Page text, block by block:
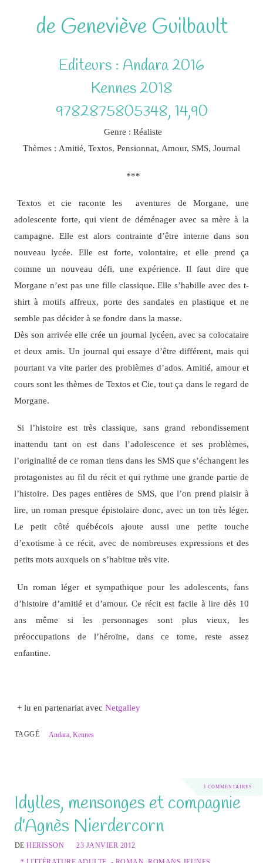
de Geneviève Guilbault
Editeurs : Andara 2016
Kennes 2018
9782875805348, 14,90
Genre : Réaliste
Thèmes : Amitié, Textos, Pensionnat, Amour, SMS, Journal
***
Textos et cie raconte les aventures de Morgane, une
adolescente forte, qui vient de déménager avec sa mère à la
campagne. Elle est alors contrainte d’être interne dans son
nouveau lycée. Elle est forte, volontaire, et elle prend ça
comme un nouveau défi, une expérience. Il faut dire que
Morgane n’est pas une fille classique. Elle s’habille avec des t-
shirt à motifs affreux, porte des sandales en plastique et ne
semble pas décider à se fondre dans la masse.
Dès son arrivée elle crée un journal lycéen, avec sa colocataire
et deux amis. Un journal qui essaye d’être différent, mais qui
pourtant va vite parler des problèmes d’ados. Amitié, amour et
cours sont les thèmes de Textos et Cie, tout ça dans le regard de
Morgane.
Si l’histoire est très classique, sans grand rebondissement
inattendu tant on est dans l’adolescence et ses problèmes,
l’originalité de ce roman tiens dans les SMS que s’échangent les
protagonistes au fil du récit et qui rythme une grande partie de
l’histoire. Des pages entières de SMS, que l’on prend plaisir à
lire, un roman presque épistolaire donc, avec un ton très léger.
Le petit côté québécois ajoute aussi une petite touche
d’exotisme à ce récit, avec de nombreuses expressions et des
petits mots auxquels on s’habitue très vite.
Un roman léger et sympathique pour les adolescents, fans
d’histoire d’amitié et d’amour. Ce récit est facile à lire dès 10
ans même si les personnages sont plus vieux, les
préoccupations de l’héroïne, dans ce tome, reste assez
enfantine.
+ lu en partenariat avec Netgalley
TAGGÉ Andara,Kennes
3 COMMENTAIRES
Idylles, mensonges et compagnie
d’Agnès Nierdercorn
DEHERISSON
23 JANVIER 2012